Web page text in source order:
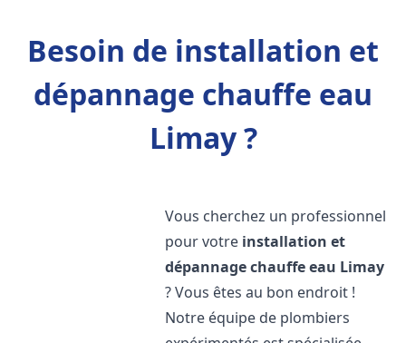
Besoin de installation et
dépannage chauffe eau
Limay ?
Vous cherchez un professionnel
pour votre installation et
dépannage chauffe eau Limay
? Vous êtes au bon endroit !
Notre équipe de plombiers